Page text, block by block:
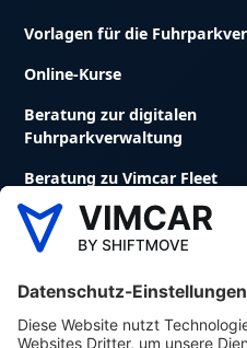
Vorlagen für die
Online-Kurse
Beratung zur digitalen
Fuhrparkverwaltung
Beratung zu Vimcar Fleet
Fuhrparkmanagement
Digitales Fahrtenbuch
Avrios Flottenmanagement